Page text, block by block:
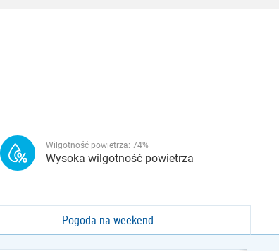
Wilgotność powietrza: 74%
Wysoka wilgotność powietrza
Pogoda na weekend